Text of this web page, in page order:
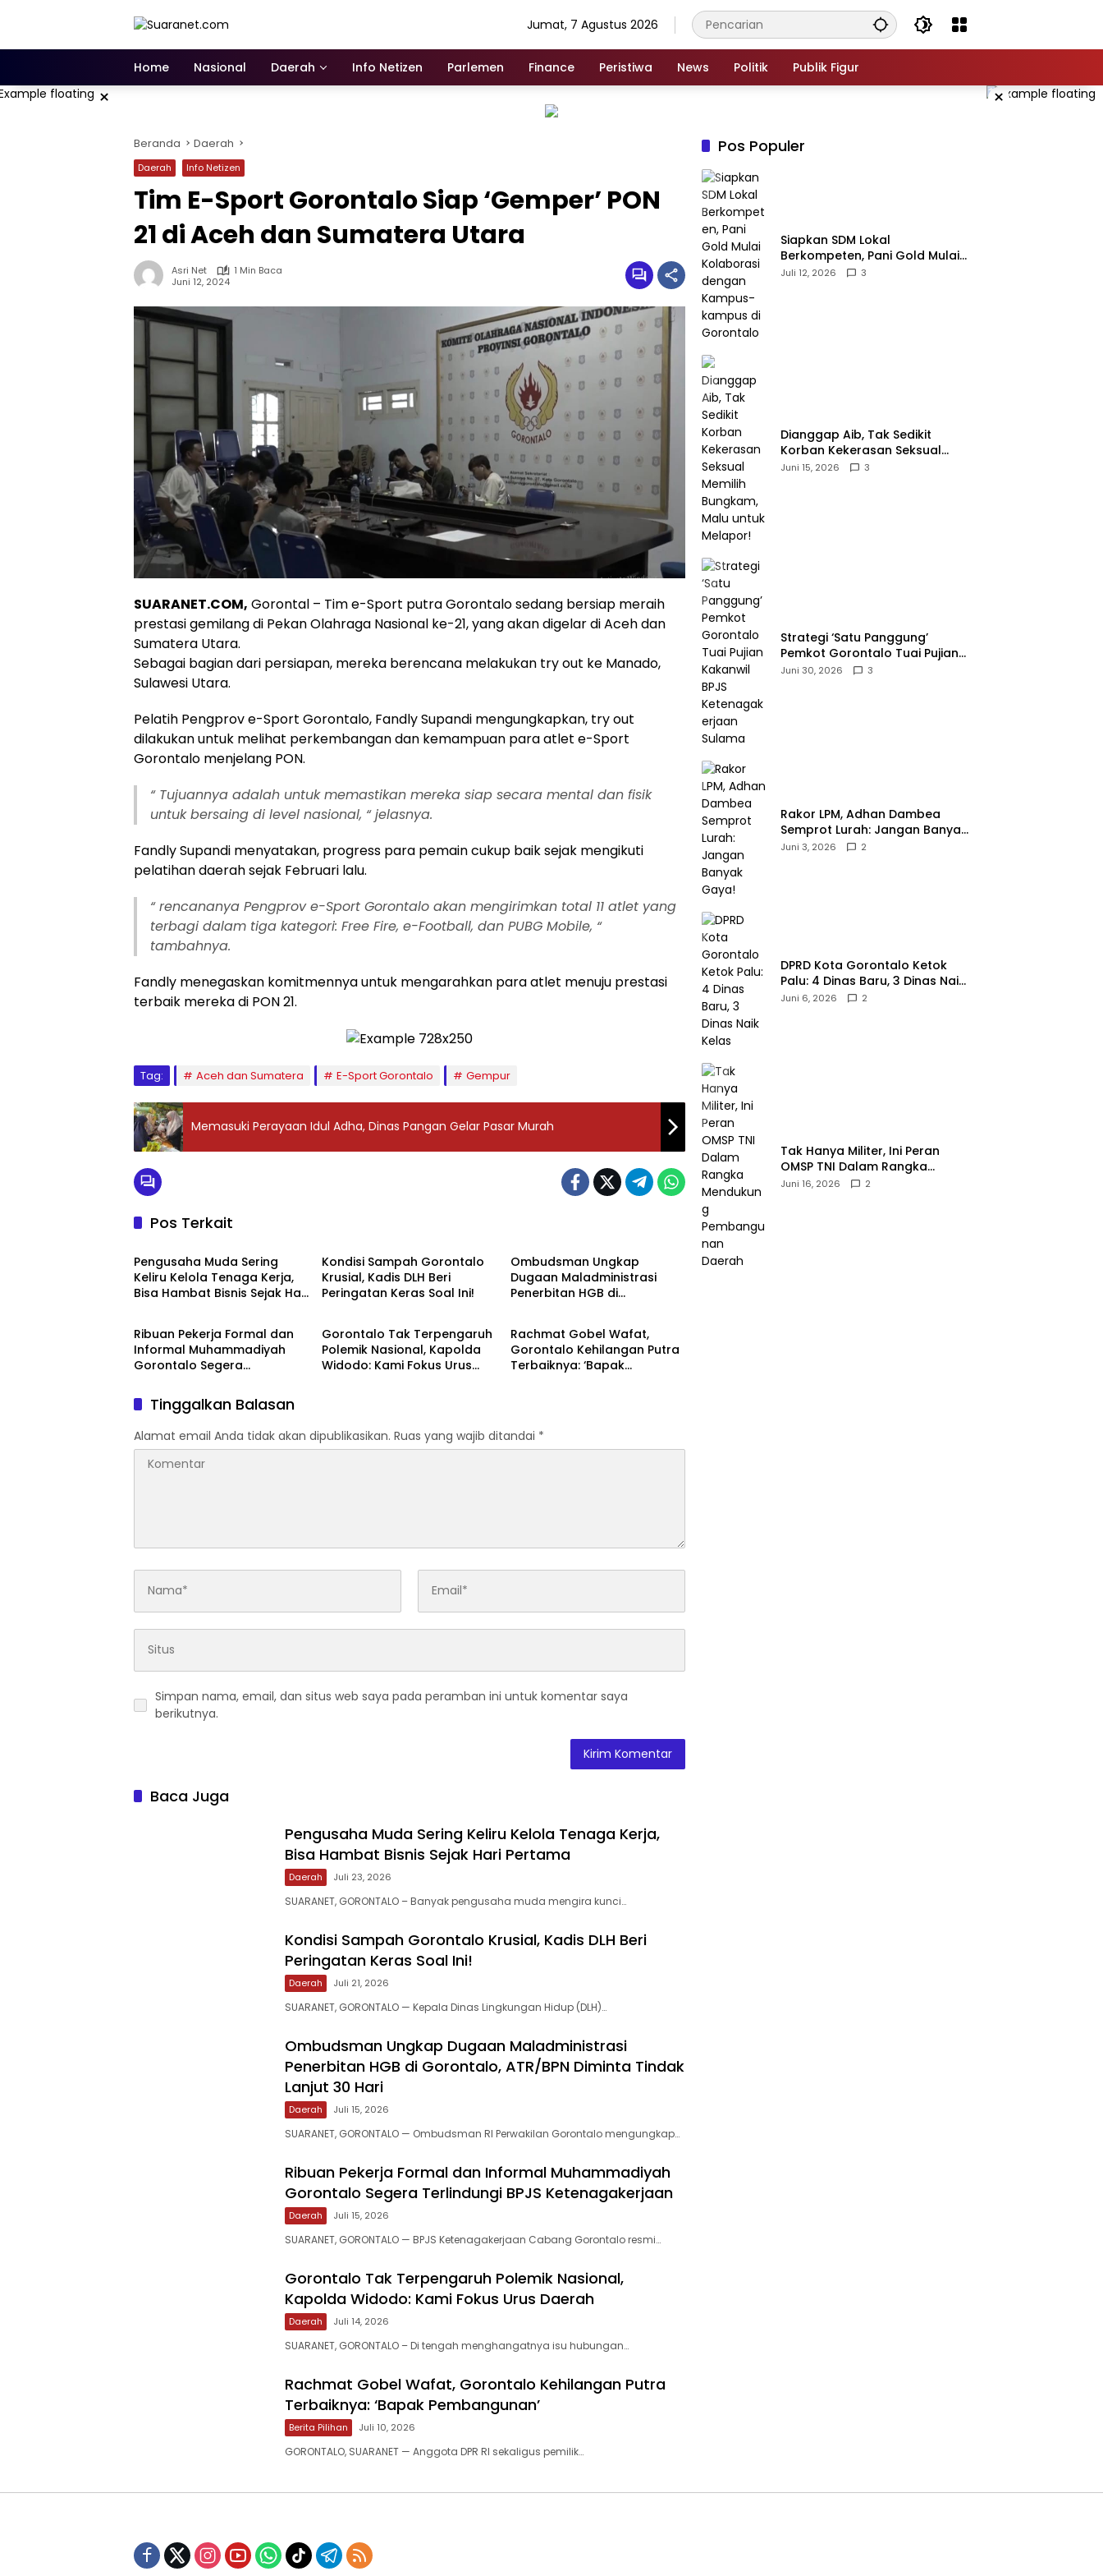
Jumat, 7 Agustus 2026
Home Nasional Daerah Info Netizen Parlemen Finance Peristiwa News Politik Publik Figur
× ×
Beranda Daerah
Daerah Info Netizen
Tim E-Sport Gorontalo Siap ‘Gemper’ PON
21 di Aceh dan Sumatera Utara
Asri Net
1 Min Baca
Juni 12, 2024
SUARANET.COM, Gorontal – Tim e-Sport putra Gorontalo sedang bersiap meraih
prestasi gemilang di Pekan Olahraga Nasional ke-21, yang akan digelar di Aceh dan
Sumatera Utara.
Sebagai bagian dari persiapan, mereka berencana melakukan try out ke Manado,
Sulawesi Utara.
Pelatih Pengprov e-Sport Gorontalo, Fandly Supandi mengungkapkan, try out
dilakukan untuk melihat perkembangan dan kemampuan para atlet e-Sport
Gorontalo menjelang PON.
“ Tujuannya adalah untuk memastikan mereka siap secara mental dan fisik
untuk bersaing di level nasional, “ jelasnya.
Fandly Supandi menyatakan, progress para pemain cukup baik sejak mengikuti
pelatihan daerah sejak Februari lalu.
“ rencananya Pengprov e-Sport Gorontalo akan mengirimkan total 11 atlet yang
terbagi dalam tiga kategori: Free Fire, e-Football, dan PUBG Mobile, “
tambahnya.
Fandly menegaskan komitmennya untuk mengarahkan para atlet menuju prestasi
terbaik mereka di PON 21.
Tag: Aceh dan Sumatera E-Sport Gorontalo Gempur
Memasuki Perayaan Idul Adha, Dinas Pangan Gelar Pasar Murah
Pos Terkait
Daerah
‎Pengusaha Muda Sering
Keliru Kelola Tenaga Kerja,
Bisa Hambat Bisnis Sejak Hari
‎Kondisi Sampah Gorontalo
Krusial, Kadis DLH Beri
Peringatan Keras Soal Ini!‎‎
‎Ombudsman Ungkap
Dugaan Maladministrasi
Penerbitan HGB di
Daerah
Ribuan Pekerja Formal dan
Informal Muhammadiyah
Gorontalo Segera
Ketenagakerjaan
Daerah
‎Gorontalo Tak Terpengaruh
Polemik Nasional, Kapolda
Widodo: Kami Fokus Urus
Berita Pilihan
‎Rachmat Gobel Wafat,
Gorontalo Kehilangan Putra
Terbaiknya: ‘Bapak
Tinggalkan Balasan
Alamat email Anda tidak akan dipublikasikan. Ruas yang wajib ditandai *
Simpan nama, email, dan situs web saya pada peramban ini untuk komentar saya
berikutnya.
Baca Juga
‎Pengusaha Muda Sering Keliru Kelola Tenaga Kerja,
Bisa Hambat Bisnis Sejak Hari Pertama
Daerah Juli 23, 2026
SUARANET, GORONTALO – Banyak pengusaha muda mengira kunci…
‎Kondisi Sampah Gorontalo Krusial, Kadis DLH Beri
Peringatan Keras Soal Ini!‎‎
Daerah Juli 21, 2026
SUARANET, GORONTALO — Kepala Dinas Lingkungan Hidup (DLH)…
‎Ombudsman Ungkap Dugaan Maladministrasi
Penerbitan HGB di Gorontalo, ATR/BPN Diminta Tindak
Lanjut 30 Hari
Daerah Juli 15, 2026
SUARANET, GORONTALO — Ombudsman RI Perwakilan Gorontalo mengungkap…
Ribuan Pekerja Formal dan Informal Muhammadiyah
Gorontalo Segera Terlindungi BPJS Ketenagakerjaan
Daerah Juli 15, 2026
SUARANET, GORONTALO — BPJS Ketenagakerjaan Cabang Gorontalo resmi…
‎Gorontalo Tak Terpengaruh Polemik Nasional,
Kapolda Widodo: Kami Fokus Urus Daerah
Daerah Juli 14, 2026
SUARANET, GORONTALO – Di tengah menghangatnya isu hubungan…
‎Rachmat Gobel Wafat, Gorontalo Kehilangan Putra
Terbaiknya: ‘Bapak Pembangunan’‎
Berita Pilihan Juli 10, 2026
‎GORONTALO, SUARANET — Anggota DPR RI sekaligus pemilik…
Pos Populer
‎Siapkan SDM Lokal
Berkompeten, Pani Gold Mulai
Kolaborasi dengan Kampus-
Juli 12, 2026 3
‎Dianggap Aib, Tak Sedikit
Korban Kekerasan Seksual
Memilih Bungkam, Malu untuk
Juni 15, 2026 3
Strategi ‘Satu Panggung’
Pemkot Gorontalo Tuai Pujian
Kakanwil BPJS
Juni 30, 2026 3
‎Rakor LPM, Adhan Dambea
Semprot Lurah: Jangan Banyak
Gaya!‎
Juni 3, 2026 2
‎DPRD Kota Gorontalo Ketok
Palu: 4 Dinas Baru, 3 Dinas Naik
Kelas
Juni 6, 2026 2
‎Tak Hanya Militer, Ini Peran
OMSP TNI Dalam Rangka
Mendukung Pembangunan
Juni 16, 2026 2